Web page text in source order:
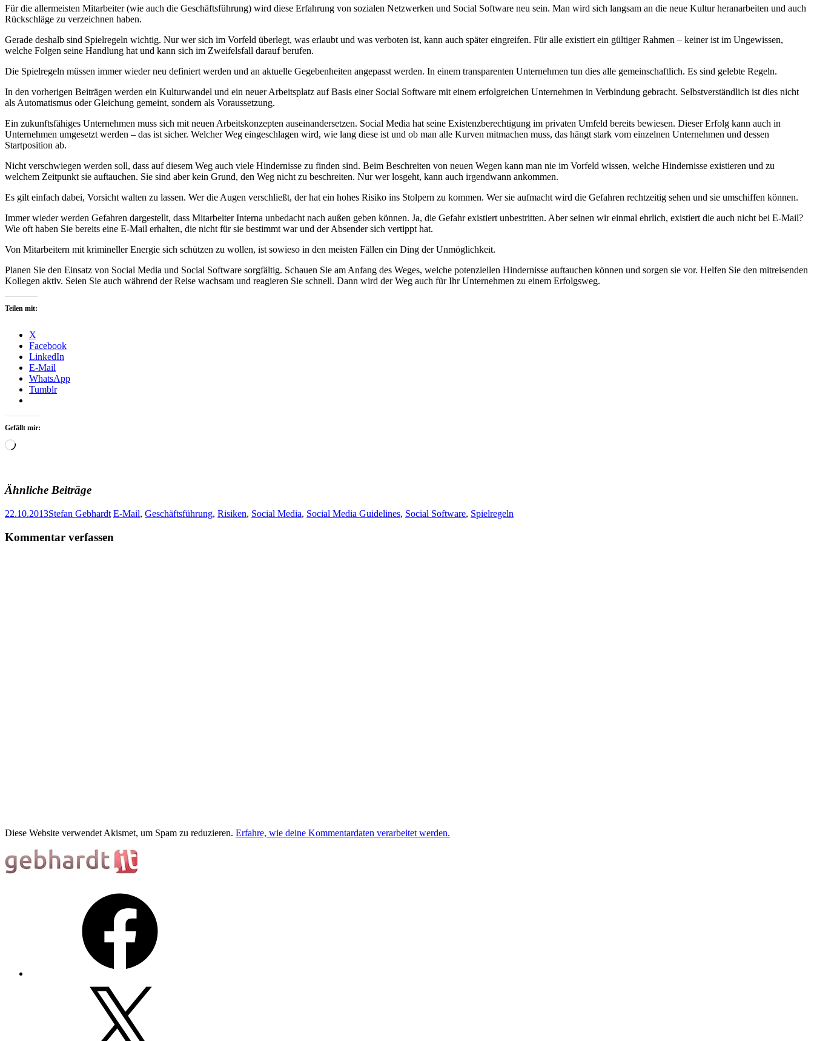
Für die allermeisten Mitarbeiter (wie auch die Geschäftsführung) wird diese Erfahrung von sozialen Netzwerken und Social Software neu sein. Man wird sich langsam an die neue Kultur heranarbeiten und auch
Rückschläge zu verzeichnen haben.
Gerade deshalb sind Spielregeln wichtig. Nur wer sich im Vorfeld überlegt, was erlaubt und was verboten ist, kann auch später eingreifen. Für alle existiert ein gültiger Rahmen – keiner ist im Ungewissen,
welche Folgen seine Handlung hat und kann sich im Zweifelsfall darauf berufen.
Die Spielregeln müssen immer wieder neu definiert werden und an aktuelle Gegebenheiten angepasst werden. In einem transparenten Unternehmen tun dies alle gemeinschaftlich. Es sind gelebte Regeln.
In den vorherigen Beiträgen werden ein Kulturwandel und ein neuer Arbeitsplatz auf Basis einer Social Software mit einem erfolgreichen Unternehmen in Verbindung gebracht. Selbst­verständlich ist dies nicht
als Automatismus oder Gleichung gemeint, sondern als Voraussetzung.
Ein zukunftsfähiges Unternehmen muss sich mit neuen Arbeitskonzepten auseinandersetzen. Social Media hat seine Existenzberechtigung im privaten Umfeld bereits bewiesen. Dieser Erfolg kann auch in
Unternehmen umgesetzt werden – das ist sicher. Welcher Weg eingeschlagen wird, wie lang diese ist und ob man alle Kurven mitmachen muss, das hängt stark vom einzelnen Unternehmen und dessen
Startposition ab.
Nicht verschwiegen werden soll, dass auf diesem Weg auch viele Hindernisse zu finden sind. Beim Beschreiten von neuen Wegen kann man nie im Vorfeld wissen, welche Hindernisse existieren und zu
welchem Zeitpunkt sie auftauchen. Sie sind aber kein Grund, den Weg nicht zu beschreiten. Nur wer losgeht, kann auch irgendwann ankommen.
Es gilt einfach dabei, Vorsicht walten zu lassen. Wer die Augen verschließt, der hat ein hohes Risiko ins Stolpern zu kommen. Wer sie aufmacht wird die Gefahren rechtzeitig sehen und sie umschiffen können.
Immer wieder werden Gefahren dargestellt, dass Mitarbeiter Interna unbedacht nach außen geben können. Ja, die Gefahr existiert unbestritten. Aber seinen wir einmal ehrlich, existiert die auch nicht bei E-Mail?
Wie oft haben Sie bereits eine E-Mail erhalten, die nicht für sie bestimmt war und der Absender sich vertippt hat.
Von Mitarbeitern mit krimineller Energie sich schützen zu wollen, ist sowieso in den meisten Fällen ein Ding der Unmöglichkeit.
Planen Sie den Einsatz von Social Media und Social Software sorgfältig. Schauen Sie am Anfang des Weges, welche potenziellen Hindernisse auftauchen können und sorgen sie vor. Helfen Sie den mitreisenden
Kollegen aktiv. Seien Sie auch während der Reise wachsam und reagieren Sie schnell. Dann wird der Weg auch für Ihr Unternehmen zu einem Erfolgsweg.
Teilen mit:
X
Facebook
LinkedIn
E-Mail
WhatsApp
Tumblr
Gefällt mir:
Wird
Ähnliche Beiträge
22.10.2013Stefan Gebhardt E-Mail, Geschäftsführung, Risiken, Social Media, Social Media Guidelines, Social Software, Spielregeln
Navigation
Kommentar verfassen
Diese Website verwendet Akismet, um Spam zu reduzieren. Erfahre, wie deine Kommentardaten verarbeitet werden.